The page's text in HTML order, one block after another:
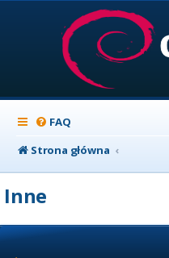
FAQ
Strona główna
Inne